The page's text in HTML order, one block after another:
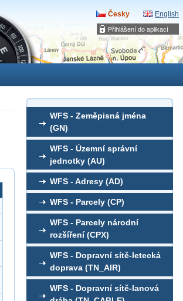
Přihlášení do aplikací
Česky English
WFS - Zeměpisná jména
(GN)
WFS - Územní správní
jednotky (AU)
WFS - Adresy (AD)
WFS - Parcely (CP)
WFS - Parcely národní
rozšíření (CPX)
WFS - Dopravní sítě-letecká
doprava (TN_AIR)
WFS - Dopravní sítě-lanová